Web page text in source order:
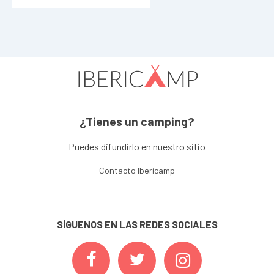
¿Tienes un camping?
Puedes difundirlo en nuestro sitio
Contacto Ibericamp
SÍGUENOS EN LAS REDES SOCIALES